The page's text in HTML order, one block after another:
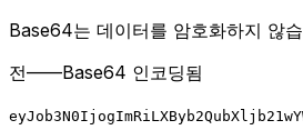
Base64는 데이터를 암호화하지 않
전——Base64 인코딩됨